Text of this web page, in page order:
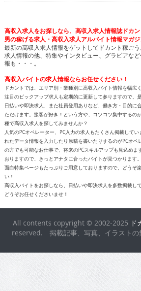
高収入求人をお探しなら、高収入求人情報誌ドカン
男の稼げる求人・高収入求人アルバイト情報マガ
最新の高収入求人情報をゲットしてドカント稼ごう
求人情報の他、特集やインタビュー、グラビアな
報も・・・。
高収入バイトの求人情報ならお任せください！
ドカントでは、エリア別・業種別に高収入バイト情報を幅広
注目のピックアップ求人も定期的に更新して参りますので、
日払いや即決求人、また社員登用ありなど、働き方・目的に
ただけます。接客が好き！という方や、コツコツ集中するの
種で高収入求人を探してみませんか？
人気のPCオペレーター、PC入力の求人もたくさん掲載して
れたデータ情報を入力したり原稿を書いたりするのがPCオペ
の方でも可能なお仕事で、将来のPCスキルアップも見込めま
おりますので、きっとアナタに合ったバイトが見つかります。
面白特集ページもたっぷりご用意しておりますので、どうぞ
い！
高収入バイトをお探しなら、日払いや即決求人を多数掲載し
どうぞお任せくださいませ！
All contents copyright © 2002-2025 ド
reserved. 掲載記事、写真、イラストの